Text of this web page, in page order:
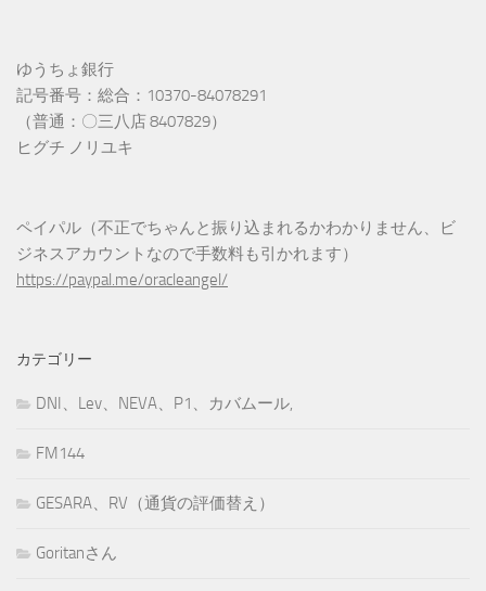
ゆうちょ銀行
記号番号：総合：10370-84078291
（普通：〇三八店 8407829）
ヒグチ ノリユキ
ペイパル（不正でちゃんと振り込まれるかわかりません、ビ
ジネスアカウントなので手数料も引かれます）
https://paypal.me/oracleangel/
カテゴリー
DNI、Lev、NEVA、P1、カバムール,
FM144
GESARA、RV（通貨の評価替え）
Goritanさん